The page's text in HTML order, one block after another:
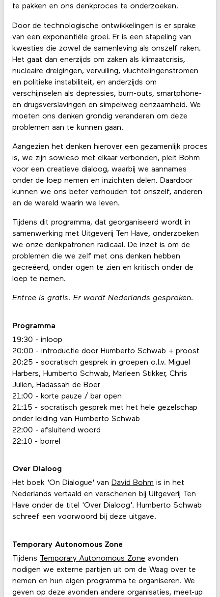
te pakken en ons denkproces te onderzoeken.
Door de technologische ontwikkelingen is er sprake
van een exponentiële groei. Er is een stapeling van
kwesties die zowel de samenleving als onszelf raken.
Het gaat dan enerzijds om zaken als klimaatcrisis,
nucleaire dreigingen, vervuiling, vluchtelingenstromen
en politieke instabiliteit, en anderzijds om
verschijnselen als depressies, burn-outs, smartphone-
en drugsverslavingen en simpelweg eenzaamheid. We
moeten ons denken grondig veranderen om deze
problemen aan te kunnen gaan.
Aangezien het denken hierover een gezamenlijk proces
is, we zijn sowieso met elkaar verbonden, pleit Bohm
voor een creatieve dialoog, waarbij we aannames
onder de loep nemen en inzichten delen. Daardoor
kunnen we ons beter verhouden tot onszelf, anderen
en de wereld waarin we leven.
Tijdens dit programma, dat georganiseerd wordt in
samenwerking met Uitgeverij Ten Have, onderzoeken
we onze denkpatronen radicaal. De inzet is om de
problemen die we zelf met ons denken hebben
gecreëerd, onder ogen te zien en kritisch onder de
loep te nemen.
Entree is gratis. Er wordt Nederlands gesproken.
Programma
19:30 - inloop
20:00 - introductie door Humberto Schwab + proost
20:25 - socratisch gesprek in groepen o.l.v. Miguel
Harbers, Humberto Schwab, Marleen Stikker, Chris
Julien, Hadassah de Boer
21:00 - korte pauze / bar open
21:15 - socratisch gesprek met het hele gezelschap
onder leiding van Humberto Schwab
22:00 - afsluitend woord
22:10 - borrel
Over Dialoog
Het boek 'On Dialogue' van David Bohm is in het
Nederlands vertaald en verschenen bij Uitgeverij Ten
Have onder de titel 'Over Dialoog'. Humberto Schwab
schreef een voorwoord bij deze uitgave.
Temporary Autonomous Zone
Tijdens Temporary Autonomous Zone avonden
nodigen we externe partijen uit om de Waag over te
nemen en hun eigen programma te organiseren. We
geven op deze avonden andere organisaties, meet-up